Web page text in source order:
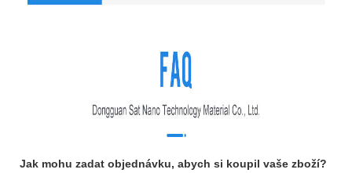
Jak mohu zadat objednávku, abych si koupil vaše zboží?